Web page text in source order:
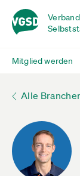
Mitglied werden
Alle